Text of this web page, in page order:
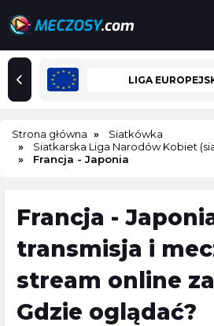
LIGA
Strona główna
Siatkówka
Siatkarska Liga Narodów Kobiet
Francja - Japonia
Francja -
transmisja i
stream online
Gdzie oglądać?